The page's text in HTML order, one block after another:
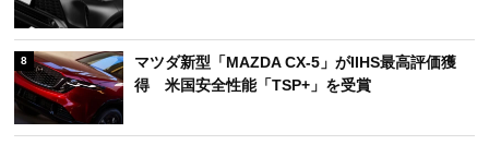
8
マツダ新型「MAZDA CX-5」がIIHS最高評価獲
得 米国安全性能「TSP+」を受賞